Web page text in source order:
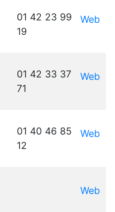
01 42 23 99
19
Web
01 42 33 37
71
Web
01 40 46 85
12
Web
Web